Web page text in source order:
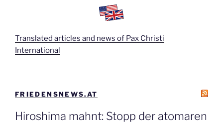
Translated articles and news of Pax Christi
International
FRIEDENSNEWS.AT
Hiroshima mahnt: Stopp der atomaren